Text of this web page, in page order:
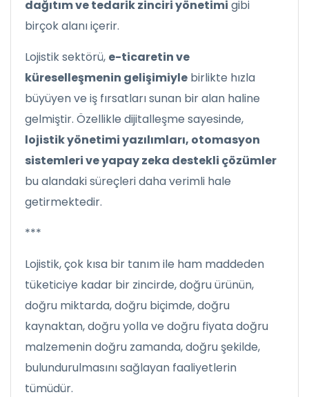
dağıtım ve tedarik zinciri yönetimi gibi
birçok alanı içerir.
Lojistik sektörü, e-ticaretin ve
küreselleşmenin gelişimiyle birlikte hızla
büyüyen ve iş fırsatları sunan bir alan haline
gelmiştir. Özellikle dijitalleşme sayesinde,
lojistik yönetimi yazılımları, otomasyon
sistemleri ve yapay zeka destekli çözümler
bu alandaki süreçleri daha verimli hale
getirmektedir.
***
Lojistik, çok kısa bir tanım ile ham maddeden
tüketiciye kadar bir zincirde, doğru ürünün,
doğru miktarda, doğru biçimde, doğru
kaynaktan, doğru yolla ve doğru fiyata doğru
malzemenin doğru zamanda, doğru şekilde,
bulundurulmasını sağlayan faaliyetlerin
tümüdür.